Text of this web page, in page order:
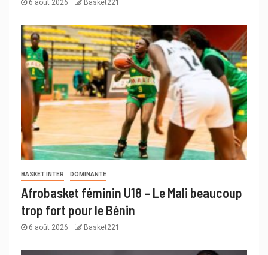
6 août 2026 Basket221
BASKET INTER DOMINANTE
Afrobasket féminin U18 – Le Mali beaucoup
trop fort pour le Bénin
6 août 2026 Basket221